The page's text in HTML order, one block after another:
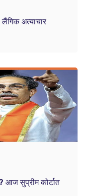
लैंगिक अत्याचार
आज सुप्रीम कोर्टात